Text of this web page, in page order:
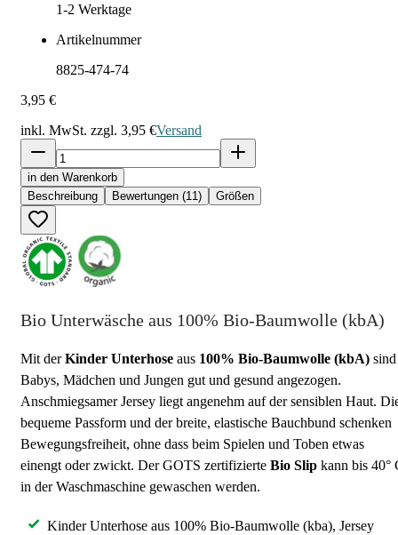
1-2 Werktage
Artikelnummer
8825-474-74
3,95 €
inkl. MwSt. zzgl. 3,95 €Versand
in den Warenkorb
Beschreibung
Bewertungen (11) Größen
Bio Unterwäsche aus 100% Bio-Baumwolle (kbA)
Mit derKinder Unterhose aus 100% Bio-Baumwolle (kbA) sind
Babys, Mädchen und Jungen gut und gesund angezogen.
Anschmiegsamer Jersey liegt angenehm auf der sensiblen Haut.
bequeme Passform und der breite, elastische Bauchbund schenken
Bewegungsfreiheit, ohne dass beim Spielen und Toben etwas
einengt oder zwickt. Der GOTS zertifizierte Bio Slip kann bis 40°
in der Waschmaschine gewaschen werden.
Kinder Unterhose aus 100% Bio-Baumwolle (kba), Jersey